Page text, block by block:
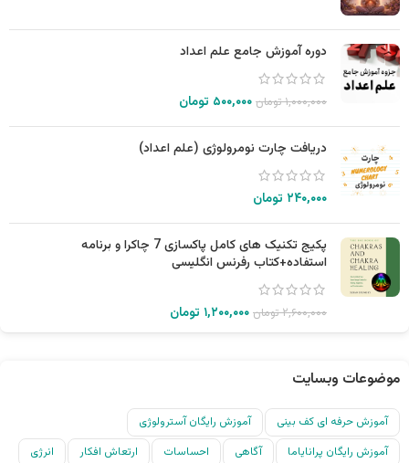
دوره آموزش جامع علم اعداد
۱,۰۰۰,۰۰۰تومان ۵۰۰,۰۰۰ تومان
دریافت چارت نومرولوژی (علم اعداد)
۲۴۰,۰۰۰ تومان
پکیج تکنیک های کامل پاکسازی 7 چاکرا و برنامه
استفاده+کتاب رفرنس انگلیسی
۲,۶۰۰,۰۰۰تومان ۱,۲۰۰,۰۰۰ تومان
موضوعات وبسایت
آموزش حرفه ای کف بینی
آموزش رایگان آسترولوژی
آموزش رایگان پرانایاما
آگاهی احساسات ارتعاش افکار
انرژی